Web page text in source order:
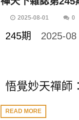
2025-08-01 0
245期 2025-08
悟覺妙天禪
READ MORE